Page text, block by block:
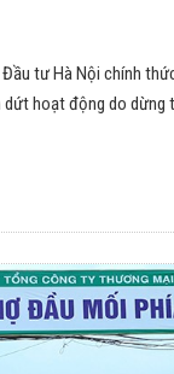
Đầu tư Hà Nội chính
hoạt động do dừng